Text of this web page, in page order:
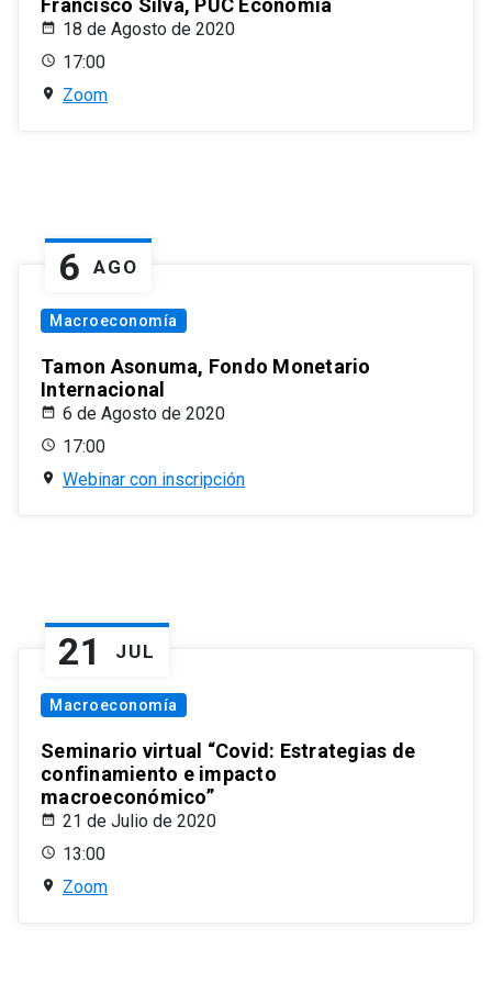
Francisco Silva, PUC Economía
18 de Agosto de 2020
17:00
Zoom
6 AGO
Macroeconomía
Tamon Asonuma, Fondo Monetario
Internacional
6 de Agosto de 2020
17:00
Webinar con inscripción
21 JUL
Macroeconomía
Seminario virtual “Covid: Estrategias de
confinamiento e impacto
macroeconómico”
21 de Julio de 2020
13:00
Zoom